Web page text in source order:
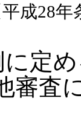
成28年
に定
審査